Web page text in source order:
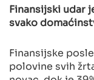
Finansijski udar
svako
Finansijske
polovine svih